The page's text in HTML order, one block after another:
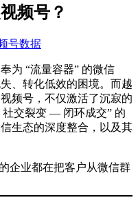
频号？
号数据
为 “流量容器” 的微信
、转化低效的困境。而越
频号，不仅激活了沉寂的
交裂变 — 闭环成交” 的
生态的深度整合，以及其